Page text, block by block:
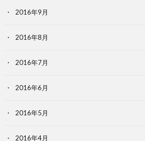
2016年9月
2016年8月
2016年7月
2016年6月
2016年5月
2016年4月